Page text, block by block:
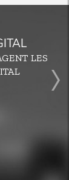
LES